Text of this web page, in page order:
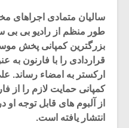
سالیان متمادی اجراهای
طور منظم از رادیو بی
قراردادی را با فارنون به
ارکستر به امضاء رساند.
کمپانی حمایت لازم را از
انتشار یافته است.